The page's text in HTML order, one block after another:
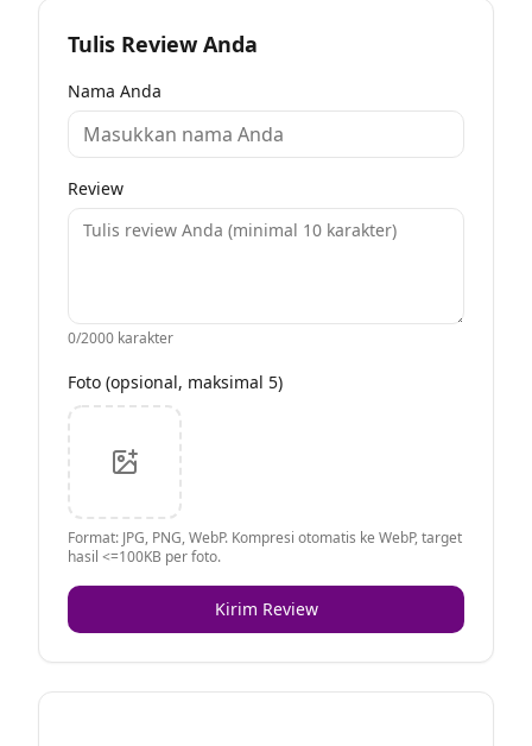
Tulis Review Anda
Nama Anda
Review
0/2000 karakter
Foto (opsional, maksimal 5)
Format: JPG, PNG, WebP. Kompresi otomatis ke WebP, target
hasil <=100KB per foto.
Kirim Review